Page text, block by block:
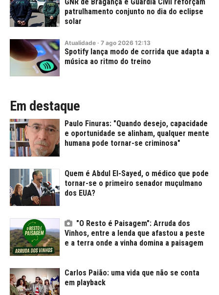
patrulhamento conjunto no dia do eclipse
solar
Atualidade · 7 ago 2026 12:13
Spotify lança modo de corrida que adapta a
música ao ritmo do treino
Em destaque
Paulo Finuras: "Quando desejo, capacidade
e oportunidade se alinham, qualquer mente
humana pode tornar-se criminosa"
Quem é Abdul El-Sayed, o médico que pode
tornar-se o primeiro senador muçulmano
dos EUA?
"O Resto é Paisagem": Arruda dos
Vinhos, entre a lenda que afastou a peste
e a terra onde a vinha domina a paisagem
Carlos Paião: uma vida que não se conta
em playback